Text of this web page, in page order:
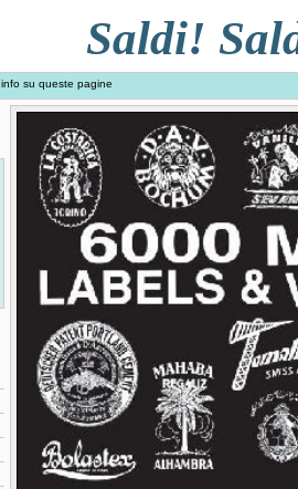
Saldi!
info su queste pagine